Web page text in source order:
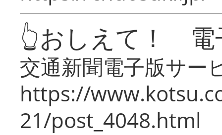
👆おしえて！ 電
交通新聞電子版サー
https://
21/post_4048.html